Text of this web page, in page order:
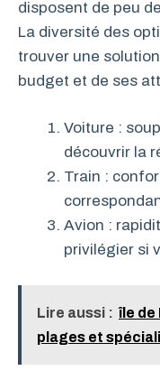
disposent de peu
La diversité des
trouver une
budget et de ses
Voiture :
découvrir la
Train :
Avion :
privilégier si
Lire aussi : île de
plages et